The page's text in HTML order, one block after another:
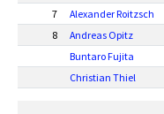
7
Alexander Roitzsch
8
Andreas Opitz
Buntaro Fujita
Christian Thiel